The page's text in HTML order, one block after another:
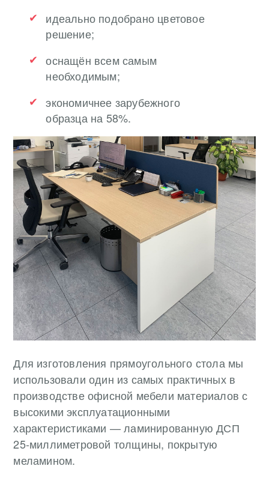
идеально подобрано цветовое
решение;
оснащён всем самым
необходимым;
экономичнее зарубежного
образца на 58%.
Для изготовления прямоугольного стола мы
использовали один из самых практичных в
производстве офисной мебели материалов с
высокими эксплуатационными
характеристиками — ламинированную ДСП
25-миллиметровой толщины, покрытую
меламином.